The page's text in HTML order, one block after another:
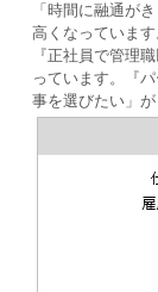
「時間に融通が
高くなっています
『正社員で管理
っています。『
事を選びたい」